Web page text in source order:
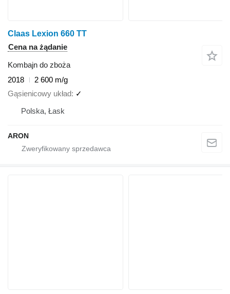
Claas Lexion 660 TT
Cena na żądanie
Kombajn do zboża
2018
2 600 m/g
Gąsienicowy układ ✓
Polska, Łask
ARON